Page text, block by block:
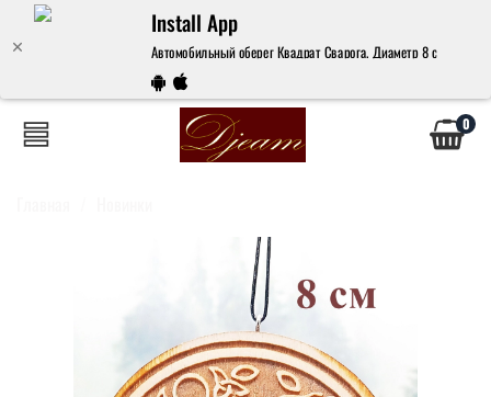
Install App
Автомобильный оберег Квадрат Сварога. Диаметр 8 см. –
0